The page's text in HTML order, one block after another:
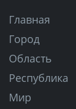
Главная
Город
Область
Республика
Мир